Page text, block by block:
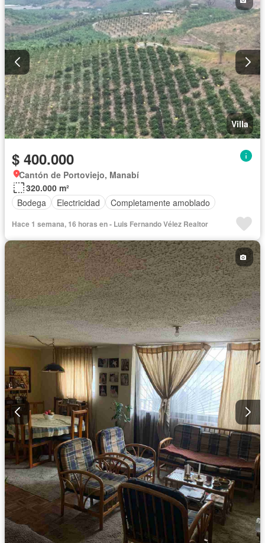
Garita de guardianía Seguridad Sin amoblar
Villa
$ 400.000
Cantón de Portoviejo, Manabí
320.000 m²
Bodega
Electricidad Completamente amoblado
Hace 1 semana, 16 horas en - Luis Fernando Vélez Realtor